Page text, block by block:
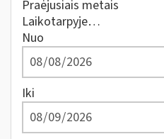
Praėjusiais metais
Laikotarpyje…
Nuo
Iki